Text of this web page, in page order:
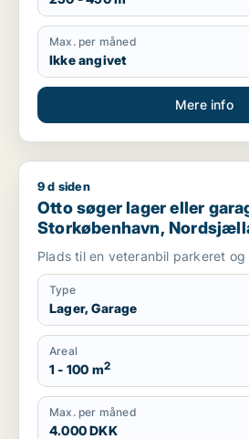
Max. per måned
Ikke angivet
Mere info
Otto søger lager eller garage til
9 d siden
Otto søger lager eller
Storkøbenhavn,
Region Sjælland
Plads til en veteranbil parkeret
Type
Lager, Garage
Areal
1 - 100 m2
Max. per måned
4.000 DKK